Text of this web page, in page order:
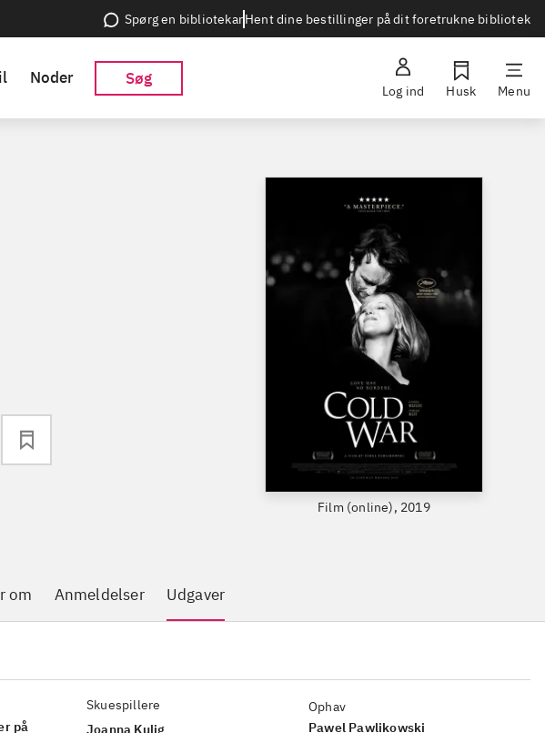
Spørg en bibliotekarHent dine bestillinger på dit foretrukne bibliotek
Noder Søg
Log ind Husk Menu
Film (online), 2019
om Anmeldelser Udgaver
Skuespillere
Joanna Kulig
Ophav
Pawel Pawlikowski